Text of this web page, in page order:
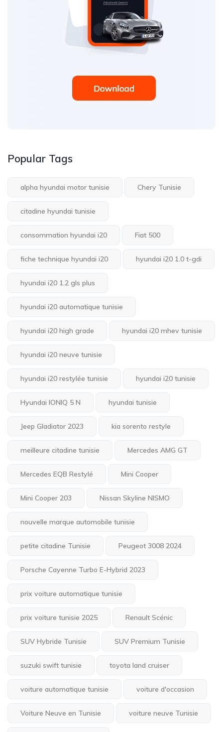
Popular Tags
alpha hyundai motor tunisie Chery Tunisie
citadine hyundai tunisie
consommation hyundai i20 Fiat 500
fiche technique hyundai i20 hyundai i20 1.0 t-gdi
hyundai i20 1.2 gls plus
hyundai i20 automatique tunisie
hyundai i20 high grade hyundai i20 mhev tunisie
hyundai i20 neuve tunisie
hyundai i20 restylée tunisie hyundai i20 tunisie
Hyundai IONIQ 5 N hyundai tunisie
Jeep Gladiator 2023 kia sorento restyle
meilleure citadine tunisie Mercedes AMG GT
Mercedes EQB Restylé Mini Cooper
Mini Cooper 203 Nissan Skyline NISMO
nouvelle marque automobile tunisie
petite citadine Tunisie Peugeot 3008 2024
Porsche Cayenne Turbo E-Hybrid 2023
prix voiture automatique tunisie
prix voiture tunisie 2025 Renault Scénic
SUV Hybride Tunisie SUV Premium Tunisie
suzuki swift tunisie toyota land cruiser
voiture automatique tunisie voiture d'occasion
Voiture Neuve en Tunisie voiture neuve Tunisie